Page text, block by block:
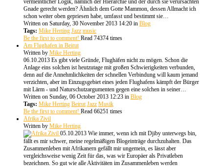
vermeintlicher Logik, nämlich der Hierarchie und der durch sie verursachten
Gnade gerecht werden? Ähnlich dem Gotte Mammon, dessen Allmacht ich
schon weiter oben gepriesen habe, umfasst und bestimmt sie…
Written on Saturday, 30 November 2013 14:20 in Blog
Tags: Mike Herting Jazz music
Be the first to comment! Read 74374 times
Am Flughafen in Beirut
Written by Mike Herting
06.10.2013 Es gibt viele Gründe, Flughäfen nicht zu mögen. Schon die
Anlage eins solchen ist heutzutage mit großen Schwierigkeiten verbunden,
denn auf die Annehmlichkeiten der schnellen Verbindung will kaum jemand
verzichten, aber im Einzugsgebiet eines jeden Flughafens kämpft der Bürger
mit Lärm - und Naturschutzargumenten gegen eine solchen in seiner…
Written on Sunday, 06 October 2013 12:23 in Blog
Tags: Mike Herting Beirut Jazz Musik
Be the first to comment! Read 66251 times
Afrika Zivil
Written by Mike Herting
05.10.2013 Wie immer, wenn ich mit Djiby unterwegs bin,
fällt es mir schwer, meine regelmäßigen Blogeinträge durchzuhalten. Das
Zusammenleben mit Afrikanern gefällt mir ungemein, es lässt aber
vergleichsweise wenig Zeit für das, was wir Europäer als Privatleben
bezeichnen. So gut wie alle Aktivitäten im Zusammenleben werden